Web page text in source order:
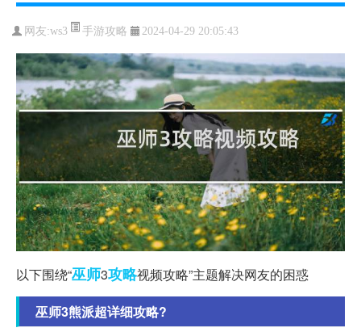
网友:ws3 手游攻略 2024-04-29 20:05:43
以下围绕“巫师3攻略视频攻略”主题解决网友的困惑
巫师3熊派超详细攻略?